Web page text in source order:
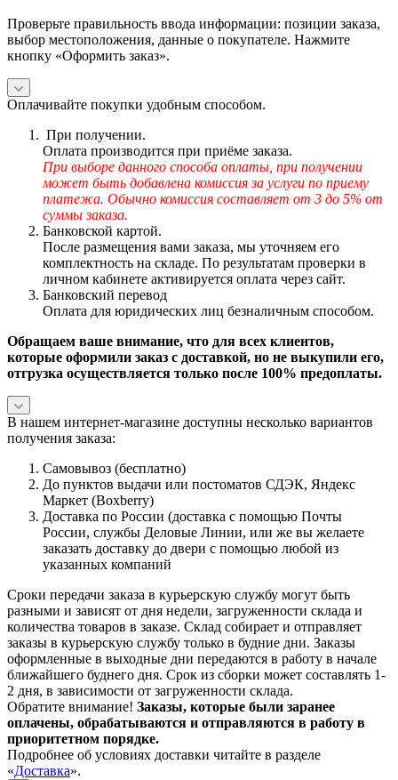
Проверьте правильность ввода информации: позиции заказа,
выбор местоположения, данные о покупателе. Нажмите
кнопку «Оформить заказ».
Оплачивайте покупки удобным способом.
При получении.
Оплата производится при приёме заказа.
При выборе данного способа оплаты, при получении
может быть добавлена комиссия за услуги по приему
платежа. Обычно комиссия составляет от 3 до 5% от
суммы заказа.
Банковской картой.
После размещения вами заказа, мы уточняем его
комплектность на складе. По результатам проверки в
личном кабинете активируется оплата через сайт.
Банковский перевод
Оплата для юридических лиц безналичным способом.
Обращаем ваше внимание, что для всех клиентов,
которые оформили заказ с доставкой, но не выкупили его,
отгрузка осуществляется только после 100% предоплаты.
В нашем интернет-магазине доступны несколько вариантов
получения заказа:
Самовывоз (бесплатно)
До пунктов выдачи или постоматов СДЭК, Яндекс
Маркет (Boxberry)
Доставка по России (доставка с помощью Почты
России, службы Деловые Линии, или же вы желаете
заказать доставку до двери с помощью любой из
указанных компаний
Сроки передачи заказа в курьерскую службу могут быть
разными и зависят от дня недели, загруженности склада и
количества товаров в заказе. Склад собирает и отправляет
заказы в курьерскую службу только в будние дни. Заказы
оформленные в выходные дни передаются в работу в начале
ближайшего буднего дня. Срок из сборки может составлять 1-
2 дня, в зависимости от загруженности склада.
Обратите внимание! Заказы, которые были заранее
оплачены, обрабатываются и отправляются в работу в
приоритетном порядке.
Подробнее об условиях доставки читайте в разделе
«Доставка».